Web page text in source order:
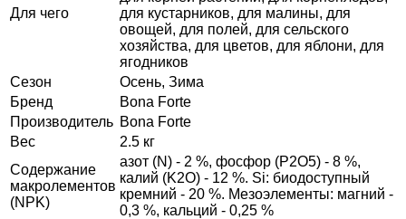
Для чего
для кустарников, для малины, для
овощей, для полей, для сельского
хозяйства, для цветов, для яблони, для
ягодников
Сезон
Осень, Зима
Бренд
Bona Forte
Производитель Bona Forte
Вес
2.5 кг
Содержание
макролементов
(NPK)
азот (N) - 2 %, фосфор (P2O5) - 8 %,
калий (K2O) - 12 %. Si: биодоступный
кремний - 20 %. Мезоэлементы: магний -
0,3 %, кальций - 0,25 %